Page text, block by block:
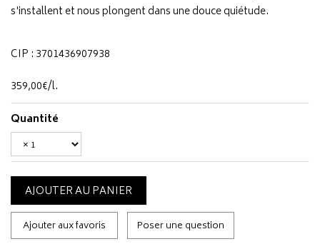
s'installent et nous plongent dans une douce quiétude.
CIP : 3701436907938
359,00€/l.
Quantité
AJOUTER AU PANIER
Ajouter aux favoris Poser une question